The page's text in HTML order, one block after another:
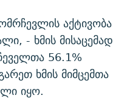
აქტივობა
- ხმის მისაცემად
56.1%
ხმის მიმცემთა
იყო.